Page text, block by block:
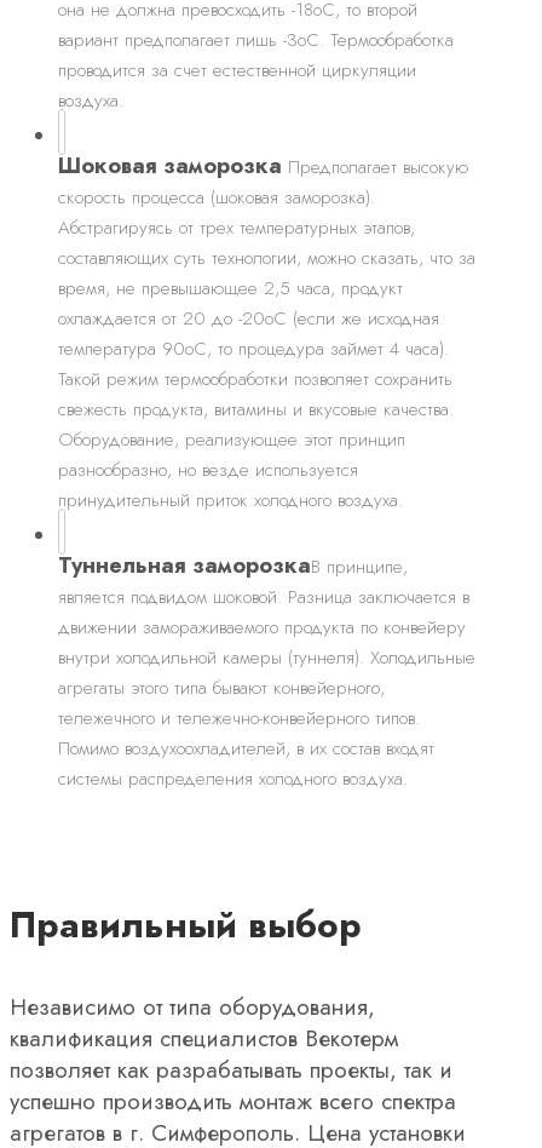
она не должна превосходить -18оС, то второй
вариант предполагает лишь -3оС. Термообработка
проводится за счет естественной циркуляции
воздуха.
Шоковая заморозка Предполагает высокую
скорость процесса (шоковая заморозка).
Абстрагируясь от трех температурных этапов,
составляющих суть технологии, можно сказать, что за
время, не превышающее 2,5 часа, продукт
охлаждается от 20 до -20оС (если же исходная
температура 90оС, то процедура займет 4 часа).
Такой режим термообработки позволяет сохранить
свежесть продукта, витамины и вкусовые качества.
Оборудование, реализующее этот принцип
разнообразно, но везде используется
принудительный приток холодного воздуха.
Туннельная заморозкаВ принципе,
является подвидом шоковой. Разница заключается в
движении замораживаемого продукта по конвейеру
внутри холодильной камеры (туннеля). Холодильные
агрегаты этого типа бывают конвейерного,
тележечного и тележечно-конвейерного типов.
Помимо воздухоохладителей, в их состав входят
системы распределения холодного воздуха.
Правильный выбор
Независимо от типа оборудования,
квалификация специалистов Векотерм
позволяет как разрабатывать проекты, так и
успешно производить монтаж всего спектра
агрегатов в г. Симферополь. Цена установки